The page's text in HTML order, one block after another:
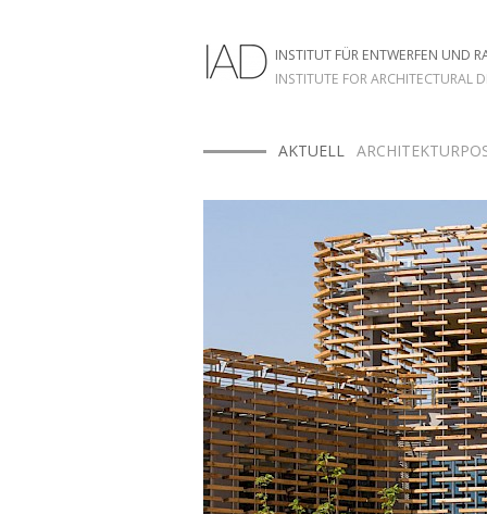
INSTITUT FÜR ENTWERFEN UND
INSTITUTE FOR ARCHITECTURAL
HOME
AKTUELL